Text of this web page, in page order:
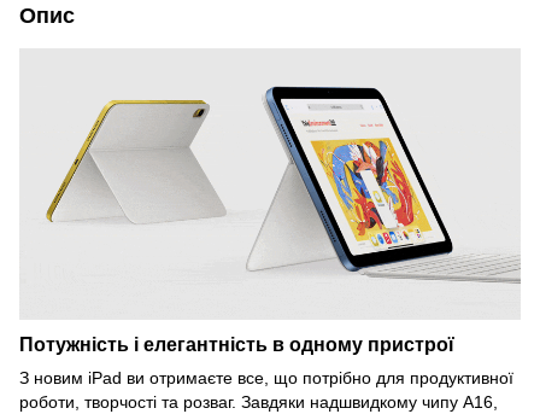
Опис
Потужність і елегантність в одному пристрої
З новим iPad ви отримаєте все, що потрібно для продуктивної
роботи, творчості та розваг. Завдяки надшвидкому чипу A16,